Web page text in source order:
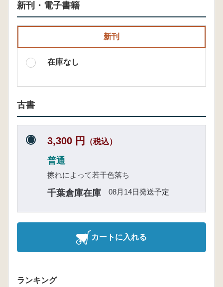
新刊・電子書籍
新刊
在庫なし
古書
3,300 円 （税込）
普通
擦れによって若干色落ち
千葉倉庫在庫 08月14日発送予定
カートに入れる
ランキング